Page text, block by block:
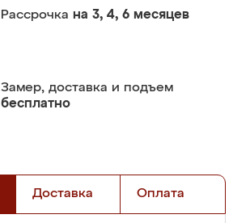
Рассрочка на 3, 4, 6 месяцев
Замер, доставка и подъем
бесплатно
Доставка Оплата